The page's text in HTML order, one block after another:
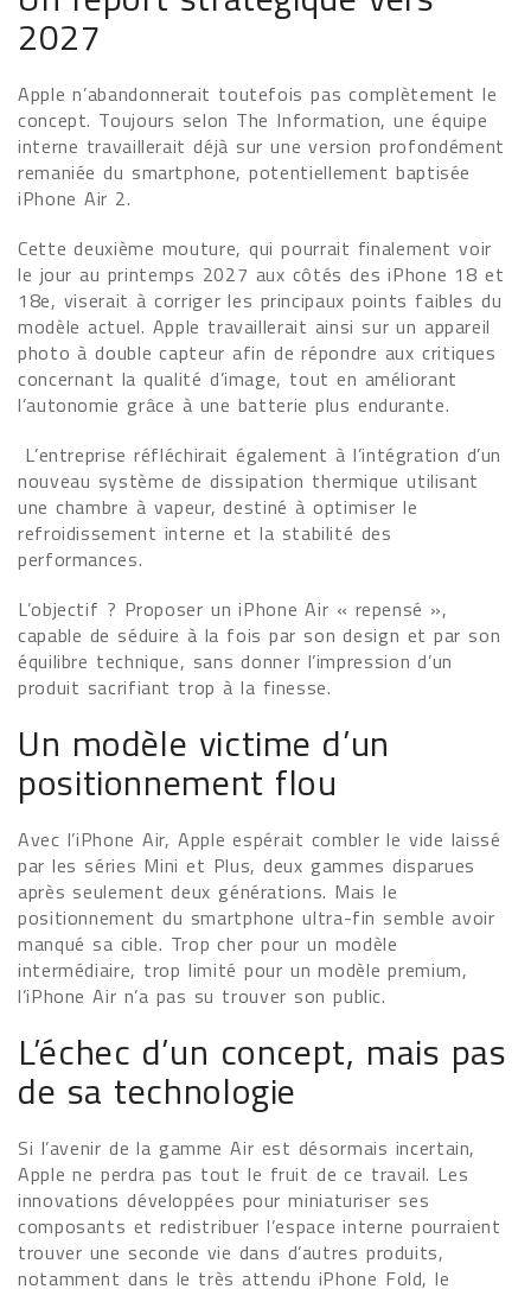
2027
Apple n’abandonnerait toutefois pas complètement le
concept. Toujours selon The Information, une équipe
interne travaillerait déjà sur une version profondément
remaniée du smartphone, potentiellement baptisée
iPhone Air 2.
Cette deuxième mouture, qui pourrait finalement voir
le jour au printemps 2027 aux côtés des iPhone 18 et
18e, viserait à corriger les principaux points faibles du
modèle actuel. Apple travaillerait ainsi sur un appareil
photo à double capteur afin de répondre aux critiques
concernant la qualité d’image, tout en améliorant
l’autonomie grâce à une batterie plus endurante.
L’entreprise réfléchirait également à l’intégration d’un
nouveau système de dissipation thermique utilisant
une chambre à vapeur, destiné à optimiser le
refroidissement interne et la stabilité des
performances.
L’objectif ? Proposer un iPhone Air « repensé »,
capable de séduire à la fois par son design et par son
équilibre technique, sans donner l’impression d’un
produit sacrifiant trop à la finesse.
Un modèle victime d’un
positionnement flou
Avec l’iPhone Air, Apple espérait combler le vide laissé
par les séries Mini et Plus, deux gammes disparues
après seulement deux générations. Mais le
positionnement du smartphone ultra-fin semble avoir
manqué sa cible. Trop cher pour un modèle
intermédiaire, trop limité pour un modèle premium,
l’iPhone Air n’a pas su trouver son public.
L’échec d’un concept, mais pas
de sa technologie
Si l’avenir de la gamme Air est désormais incertain,
Apple ne perdra pas tout le fruit de ce travail. Les
innovations développées pour miniaturiser ses
composants et redistribuer l’espace interne pourraient
trouver une seconde vie dans d’autres produits,
notamment dans le très attendu iPhone Fold, le